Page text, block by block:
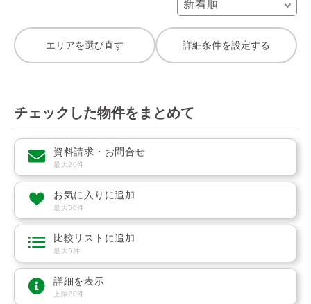
エリアを選び直す 詳細条件を設定する
チェックした物件をまとめて
資料請求・お問合せ
最大20件
お気に入りに追加
最大50件
比較リストに追加
最大5件
詳細を表示
上限20件